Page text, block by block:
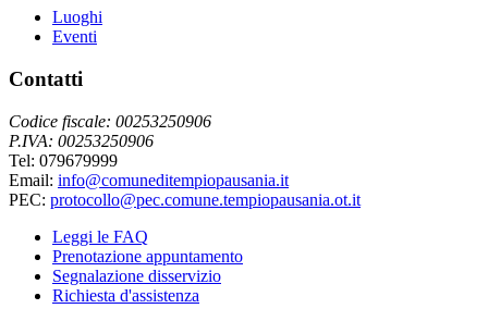
Luoghi
Eventi
Contatti
Codice fiscale: 00253250906
P.IVA: 00253250906
Tel: 079679999
Email: info@comuneditempiopausania.it
PEC: protocollo@pec.comune.tempiopausania.ot.it
Leggi le FAQ
Prenotazione appuntamento
Segnalazione disservizio
Richiesta d'assistenza